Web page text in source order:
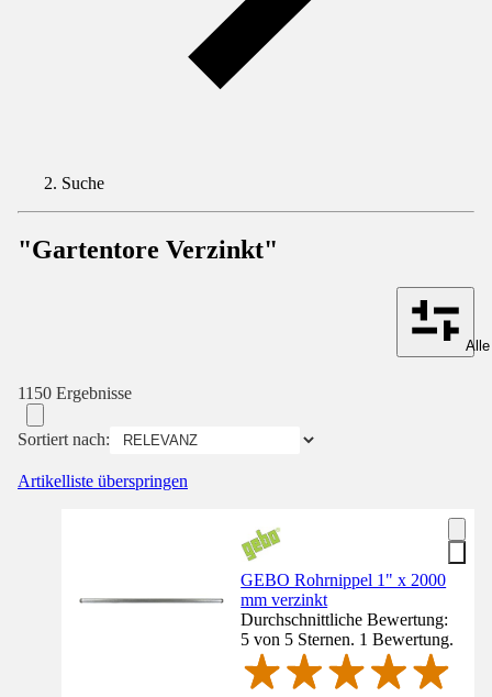
Suche
"Gartentore Verzinkt"
1150 Ergebnisse
Sortiert nach:
Artikelliste überspringen
GEBO Rohrnippel 1" x 2000
mm verzinkt
Durchschnittliche Bewertung:
5 von 5 Sternen. 1 Bewertung.